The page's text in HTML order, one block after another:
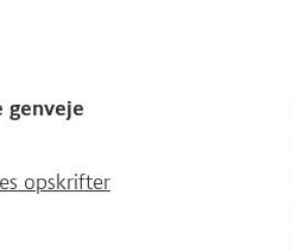
genveje
opskrifter